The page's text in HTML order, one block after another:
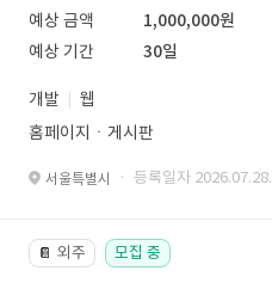
예상 금액
1,000,000원
예상 기간
30일
개발
웹
홈페이지ㆍ게시판
서울특별시 · 등록일자 2026.07.28.
📔 외주 모집 중